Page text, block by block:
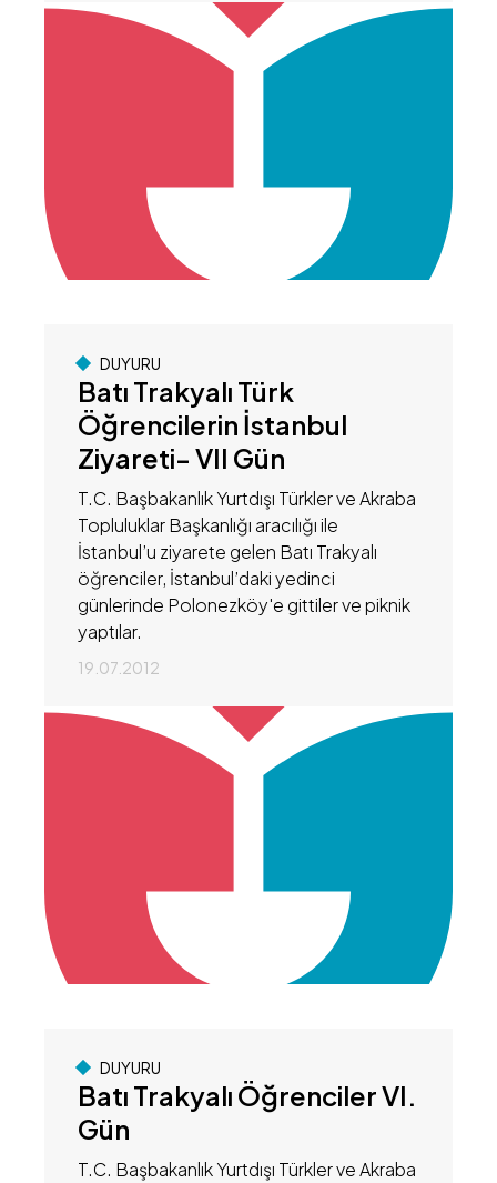
DUYURU
Batı Trakyalı Türk
Öğrencilerin İstanbul
Ziyareti- VII Gün
T.C. Başbakanlık Yurtdışı Türkler ve Akraba
Topluluklar Başkanlığı aracılığı ile
İstanbul’u ziyarete gelen Batı Trakyalı
öğrenciler, İstanbul’daki yedinci
günlerinde Polonezköy'e gittiler ve piknik
yaptılar.
19.07.2012
DUYURU
Batı Trakyalı Öğrenciler VI.
Gün
T.C. Başbakanlık Yurtdışı Türkler ve Akraba